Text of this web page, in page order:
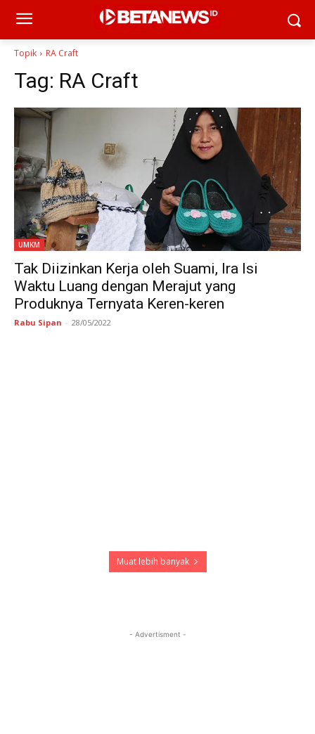
Topik RA Craft
Tag: RA Craft
UMKM
Tak Diizinkan Kerja oleh Suami, Ira Isi
Waktu Luang dengan Merajut yang
Produknya Ternyata Keren-keren
Rabu Sipan - 28/05/2022
Muat lebih banyak
- Advertisment -